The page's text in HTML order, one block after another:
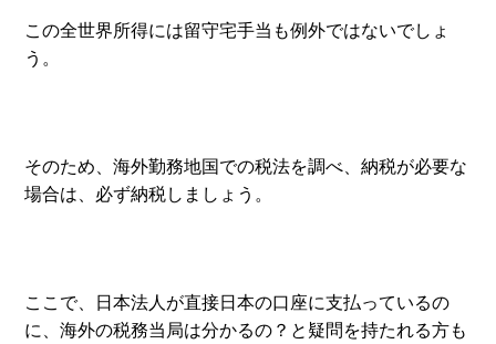
この全世界所得には留守宅手当も例外ではないでしょ
う。
そのため、海外勤務地国での税法を調べ、納税が必要な
場合は、必ず納税しましょう。
ここで、日本法人が直接日本の口座に支払っているの
に、海外の税務当局は分かるの？と疑問を持たれる方も